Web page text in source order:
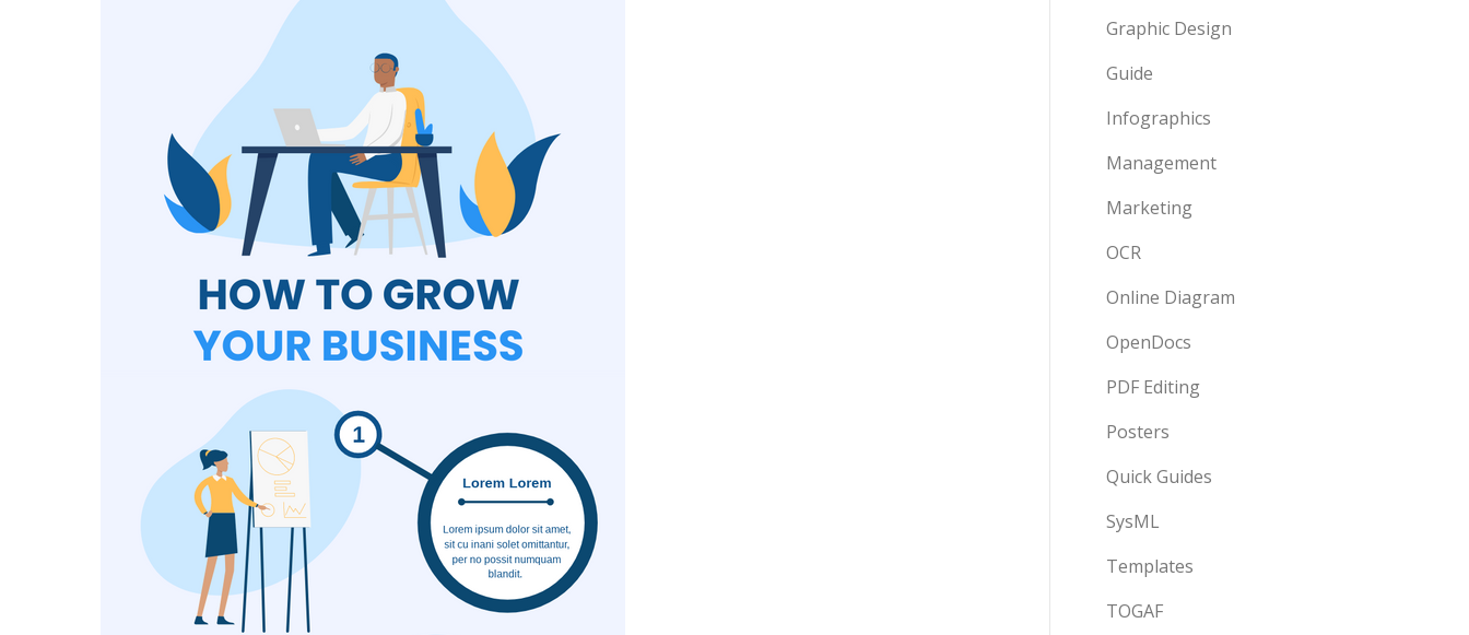
Graphic Design
Guide
Infographics
Management
Marketing
OCR
Online Diagram
OpenDocs
PDF Editing
Posters
Quick Guides
SysML
Templates
TOGAF